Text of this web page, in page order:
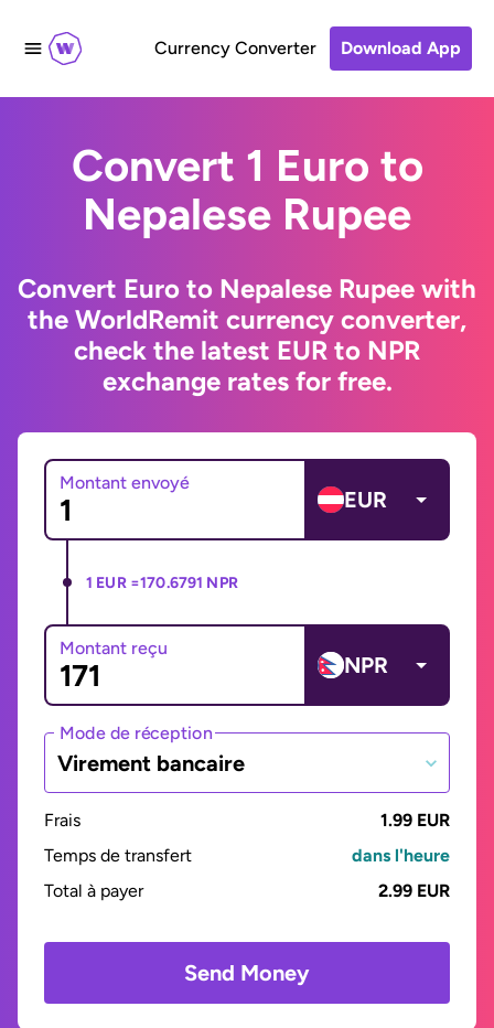
Currency Converter Download App
Convert 1 Euro to
Nepalese Rupee
Convert Euro to Nepalese Rupee with
the WorldRemit currency converter,
check the latest EUR to NPR
exchange rates for free.
Montant envoyé
EUR
1 EUR =170.6791 NPR
Montant reçu
NPR
Mode de réception
Virement bancaire
Frais
1.99 EUR
Temps de transfert
dans l'heure
Total à payer
2.99 EUR
Send Money